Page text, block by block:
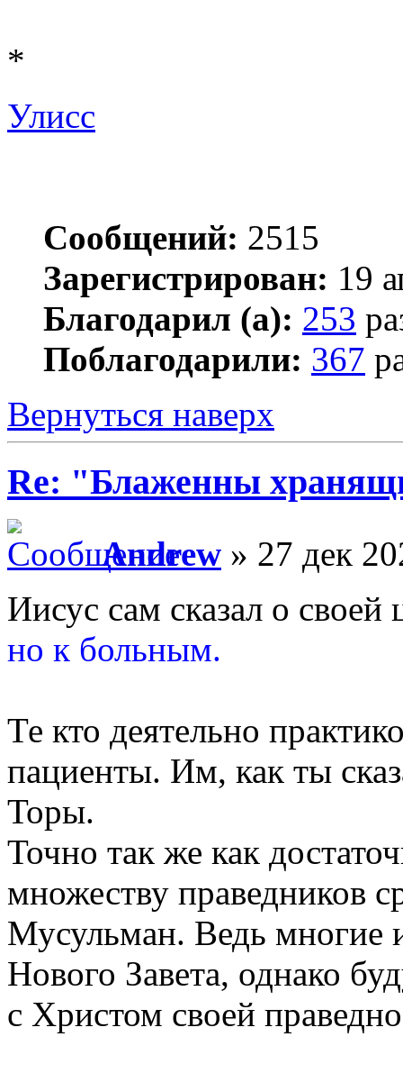
*
Улисс
Сообщений: 2515
Зарегистрирован: 19
Благодарил (а): 253
Поблагодарили: 367
Вернуться наверх
Re: "Блаженны
Andrew » 27 дек
Иисус сам сказал о своей
но к больным.
Те кто деятельно
пациенты. Им, как ты
Торы.
Точно так же как
множеству праведников
Мусульман. Ведь многие
Нового Завета, однако
с Христом своей